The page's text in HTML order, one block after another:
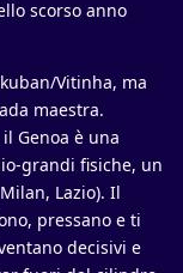
scorso anno
Vitinha, ma
maestra.
Genoa è una
grandi fisiche, un
Lazio). Il
pressano e ti
decisivi e